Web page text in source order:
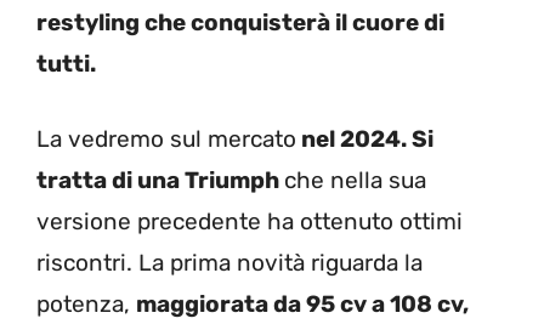
restyling che conquisterà il cuore di
tutti.
La vedremo sul mercato nel 2024. Si
tratta di una Triumph che nella sua
versione precedente ha ottenuto ottimi
riscontri. La prima novità riguarda la
potenza, maggiorata da 95 cv a 108 cv,